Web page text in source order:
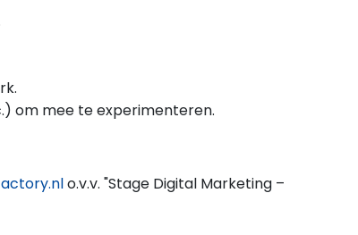
om mee te experimenteren.
o.v.v. "Stage Digital Marketing –